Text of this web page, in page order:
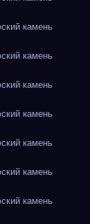
камень
камень
камень
камень
камень
камень
камень